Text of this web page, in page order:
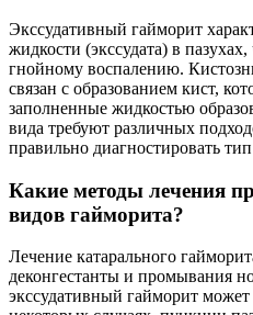
Экссудативный гайморит
жидкости (экссудата) в
гнойному воспалению.
связан с образованием кист,
заполненные жидкостью
вида требуют различных
правильно диагностировать
Какие методы лечения
видов гайморита?
Лечение катарального
деконгестанты и промывания
экссудативный гайморит может